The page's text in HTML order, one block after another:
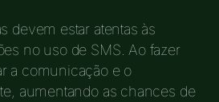
devem estar atentas às
no uso de SMS. Ao fazer
a comunicação e o
aumentando as chances de